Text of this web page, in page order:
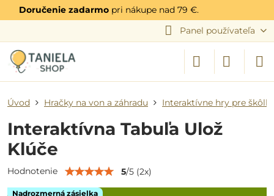
Doručenie zadarmo pri nákupe nad 79 €.
Panel používateľa
Nadrozmerná zásielka
Úvod Hračky na von a záhradu Interaktívne hry pre
Interaktívna Tabuľa Ulož
Klúče
Hodnotenie 5/5 (2x)